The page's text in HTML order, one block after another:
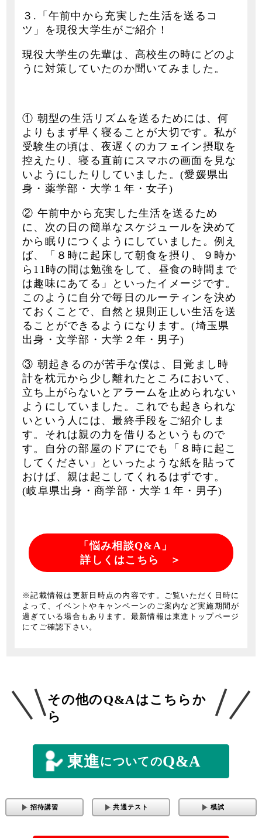
３.「午前中から充実した生活を送るコ
ツ」を現役大学生がご紹介！
現役大学生の先輩は、高校生の時にどのよ
うに対策していたのか聞いてみました。
① 朝型の生活リズムを送るためには、何
よりもまず早く寝ることが大切です。私が
受験生の頃は、夜遅くのカフェイン摂取を
控えたり、寝る直前にスマホの画面を見な
いようにしたりしていました。(愛媛県出
身・薬学部・大学１年・女子)
② 午前中から充実した生活を送るため
に、次の日の簡単なスケジュールを決めて
から眠りにつくようにしていました。例え
ば、「８時に起床して朝食を摂り、９時か
ら11時の間は勉強をして、昼食の時間まで
は趣味にあてる」といったイメージです。
このように自分で毎日のルーティンを決め
ておくことで、自然と規則正しい生活を送
ることができるようになります。(埼玉県
出身・文学部・大学２年・男子)
③ 朝起きるのが苦手な僕は、目覚まし時
計を枕元から少し離れたところにおいて、
立ち上がらないとアラームを止められない
ようにしていました。これでも起きられな
いという人には、最終手段をご紹介しま
す。それは親の力を借りるというもので
す。自分の部屋のドアにでも「８時に起こ
してください」といったような紙を貼って
おけば、親は起こしてくれるはずです。
(岐阜県出身・商学部・大学１年・男子)
「悩み相談Q&A」
詳しくはこちら ＞
※記載情報は更新日時点の内容です。ご覧いただく日時に
よって、イベントやキャンペーンのご案内など実施期間が
過ぎている場合もあります。最新情報は東進トップページ
にてご確認下さい。
その他のQ&Aはこちらか
ら
東進についてのQ&A
招待講習 共通テスト 模試